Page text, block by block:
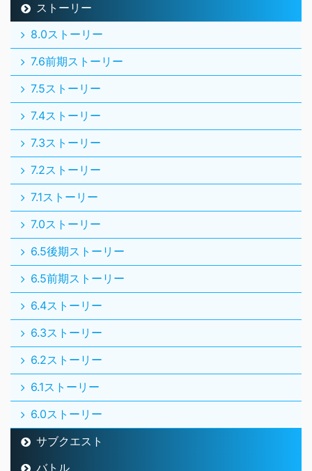
ストーリー
8.0ストーリー
7.6前期ストーリー
7.5ストーリー
7.4ストーリー
7.3ストーリー
7.2ストーリー
7.1ストーリー
7.0ストーリー
6.5後期ストーリー
6.5前期ストーリー
6.4ストーリー
6.3ストーリー
6.2ストーリー
6.1ストーリー
6.0ストーリー
サブクエスト
バトル